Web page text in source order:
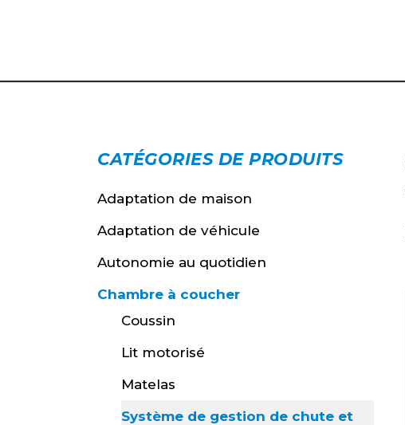
CATÉGORIES DE PRODUITS
Adaptation de maison
Adaptation de véhicule
Autonomie au quotidien
Chambre à coucher
Coussin
Lit motorisé
Matelas
Système de gestion de chute et